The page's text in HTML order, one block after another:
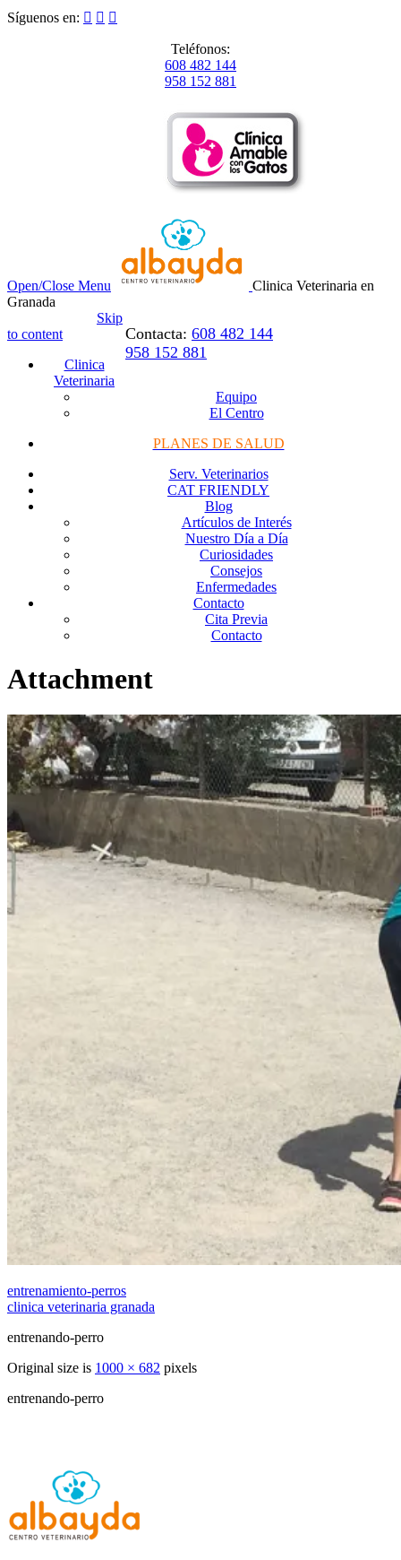
Síguenos en:   
Teléfonos:
608 482 144
958 152 881
Open/Close Menu
Clinica Veterinaria en
Granada
Contacta: 608 482 144
958 152 881
Skip
to content
Clinica
Veterinaria
Equipo
El Centro
PLANES DE SALUD
Serv. Veterinarios
CAT FRIENDLY
Blog
Artículos de Interés
Nuestro Día a Día
Curiosidades
Consejos
Enfermedades
Contacto
Cita Previa
Contacto
Attachment
entrenamiento-perros
clinica veterinaria granada
entrenando-perro
Original size is 1000 × 682 pixels
entrenando-perro